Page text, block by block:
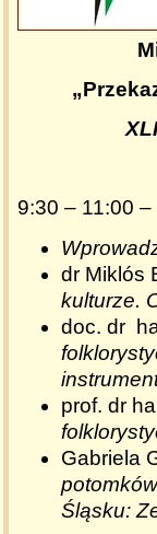
9:30 – 11:00 –
dr Miklós
kulturze.
doc. dr
prof. dr
Gabriela
Śląsku: